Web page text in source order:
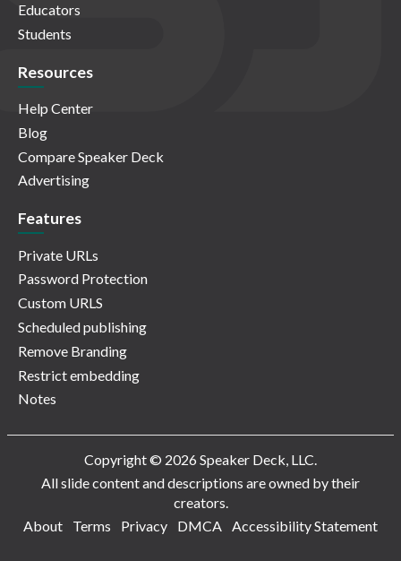
Educators
Students
Resources
Help Center
Blog
Compare Speaker Deck
Advertising
Features
Private URLs
Password Protection
Custom URLS
Scheduled publishing
Remove Branding
Restrict embedding
Notes
Copyright © 2026 Speaker Deck, LLC.
All slide content and descriptions are owned by their
creators.
About
Terms Privacy DMCA Accessibility Statement